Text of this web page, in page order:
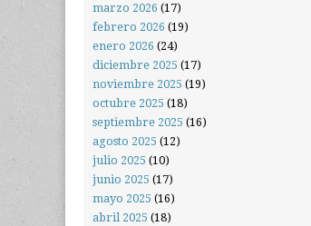
marzo 2026 (17)
febrero 2026 (19)
enero 2026 (24)
diciembre 2025 (17)
noviembre 2025 (19)
octubre 2025 (18)
septiembre 2025 (16)
agosto 2025 (12)
julio 2025 (10)
junio 2025 (17)
mayo 2025 (16)
abril 2025 (18)